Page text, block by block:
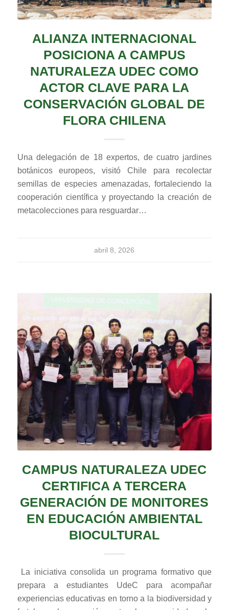
ALIANZA INTERNACIONAL
POSICIONA A CAMPUS
NATURALEZA UDEC COMO
ACTOR CLAVE PARA LA
CONSERVACIÓN GLOBAL DE
FLORA CHILENA
Una delegación de 18 expertos, de cuatro jardines
botánicos europeos, visitó Chile para recolectar
semillas de especies amenazadas, fortaleciendo la
cooperación científica y proyectando la creación de
metacolecciones para resguardar…
abril 8, 2026
CAMPUS NATURALEZA UDEC
CERTIFICA A TERCERA
GENERACIÓN DE MONITORES
EN EDUCACIÓN AMBIENTAL
BIOCULTURAL
La iniciativa consolida un programa formativo que
prepara a estudiantes UdeC para acompañar
experiencias educativas en torno a la biodiversidad y